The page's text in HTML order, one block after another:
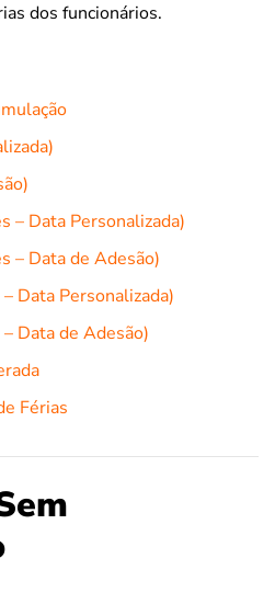
dos funcionários.
– Data Personalizada)
– Data de Adesão)
Data Personalizada)
Data de Adesão)
Férias